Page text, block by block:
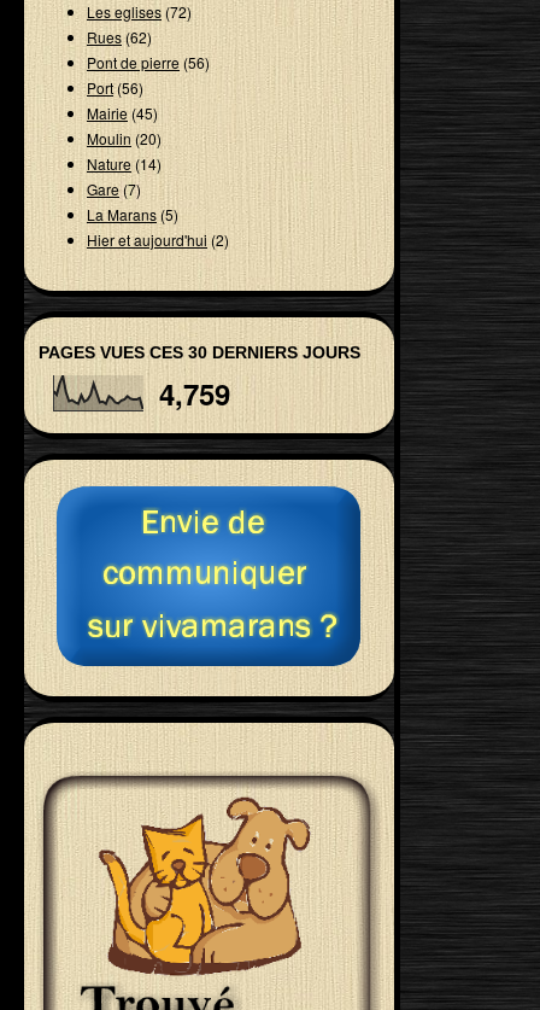
Les eglises(72)
Rues(62)
Pont de pierre(56)
Port(56)
Mairie(45)
Moulin(20)
Nature(14)
Gare (7)
La Marans(5)
Hier et aujourd'hui (2)
PAGES VUES CES 30 DERNIERS JOURS
4,759